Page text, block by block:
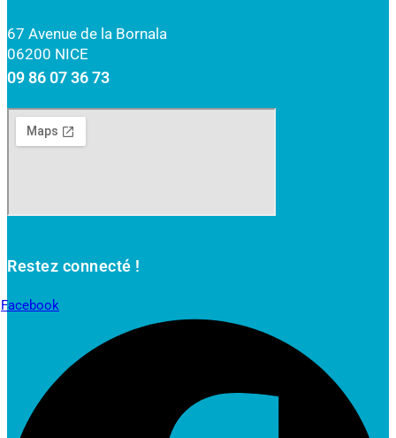
67 Avenue de la Bornala
06200 NICE
09 86 07 36 73
Restez connecté !
Facebook